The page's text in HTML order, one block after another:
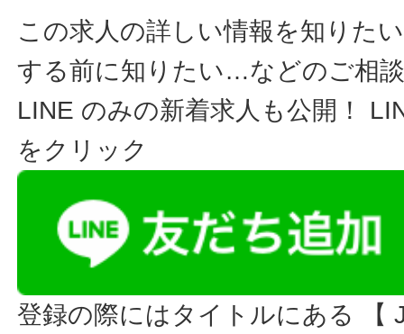
この求人の詳しい情報を知りた
する前に知りたい…などのご相
LINE のみの新着求人も公開！
をクリック
登録の際にはタイトルにある 【